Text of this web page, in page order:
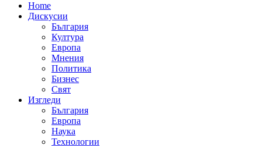
Home
Дискусии
България
Култура
Европа
Мнения
Политика
Бизнес
Свят
Изгледи
България
Европа
Наука
Технологии